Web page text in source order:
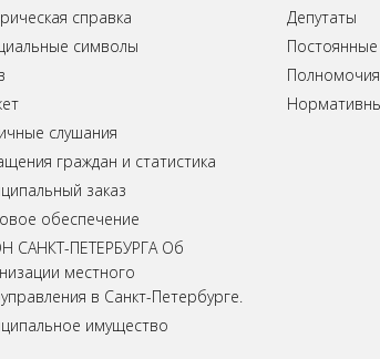
справка
символы
слушания
граждан и статистика
заказ
обеспечение
САНКТ-ПЕТЕРБУРГА Об
местного
в Санкт-Петербурге.
имущество
Депутаты
Полномочия